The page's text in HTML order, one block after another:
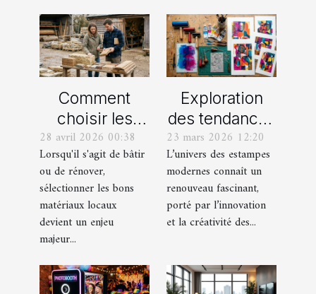
Comment
choisir les
meilleurs
matériaux
locaux pour
votre maison ?
28 avril 2026 00:38
Lorsqu'il s'agit de bâtir
ou de rénover,
sélectionner les bons
matériaux locaux
devient un enjeu
majeur...
Exploration
des tendances
actuelles en
estampes
modernes
23 mars 2026 12:20
L’univers des estampes
modernes connaît un
renouveau fascinant,
porté par l’innovation
et la créativité des...